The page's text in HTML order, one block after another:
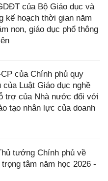
của Bộ Giáo dục và
kế hoạch thời gian năm
non, giáo dục phổ thông
của Chính phủ quy
Luật Giáo dục nghề
trợ của Nhà nước đối với
tạo nhân lực của doanh
tướng Chính phủ về
tâm năm học 2026 -